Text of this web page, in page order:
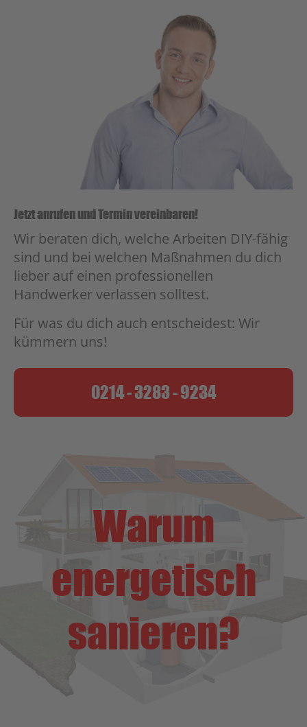
Service zu, um diese Inhalte
anzuzeigen.
Mehr Informationen
Akzeptieren
Usercentrics Consent
Management Platform
Jetzt anrufen und Termin vereinbaren!
Wir beraten dich, welche Arbeiten DIY-fähig
sind und bei welchen Maßnahmen du dich
lieber auf einen professionellen
Handwerker verlassen solltest.
Für was du dich auch entscheidest: Wir
kümmern uns!
0214 - 3283 - 9234
Warum
energetisch
sanieren?